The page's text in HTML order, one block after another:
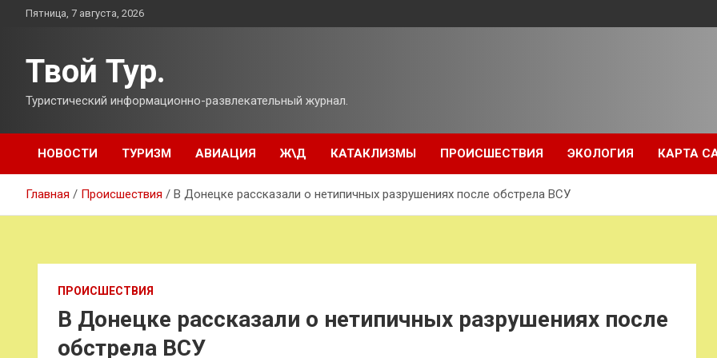
ПерейтиПятница, 7 августа, 2026
Твой Тур.
Туристический информационно-развлекательный журнал.
НОВОСТИ ТУРИЗМ АВИАЦИЯ Ж\Д КАТАКЛИЗМЫ ПРОИСШЕСТВИЯ ЭКОЛОГИЯ КАРТА
Главная Происшествия В Донецке рассказали о нетипичных разрушениях после обстрела ВСУ
ПРОИСШЕСТВИЯ
В Донецке рассказали о нетипичных разрушениях после
обстрела ВСУ